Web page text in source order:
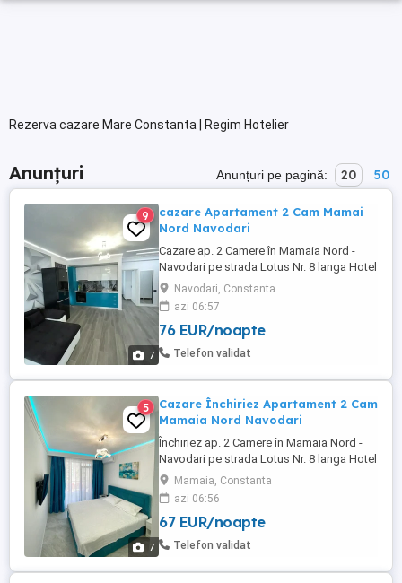
Rezerva cazare Mare Constanta | Regim Hotelier
Anunțuri Anunțuri pe pagină: 20 50
7
9
cazare Apartament 2 Cam Mamai
Nord Navodari
Cazare ap. 2 Camere în Mamaia Nord -
Navodari pe strada Lotus Nr. 8 langa Hotel
Opera si White Tower , langa cluburi , loc
de parcare Privat. Cei care nu au o parcare
este o mare problema cu parcarea în
zona, 100m de plaja .Luni-Miercuri 400
noapte -,Joi Vineri Sambata Duminica 500
Navodari, Constanta
azi 06:57
76 EUR/noapte
Telefon validat
7
5
Cazare Închiriez Apartament 2 Cam
Mamaia Nord Navodari
Închiriez ap. 2 Camere în Mamaia Nord -
Navodari pe strada Lotus Nr. 8 langa Hotel
Opera si White Tower , langa cluburi , loc
de parcare Privat. Cei care nu au o parcare
este o mare problema cu parcarea în
zona, 100m de plaja .Luni-Miercuri 400
noapte ,Joi Vineri Sambata Duminica 500
Mamaia, Constanta
azi 06:56
67 EUR/noapte
Telefon validat